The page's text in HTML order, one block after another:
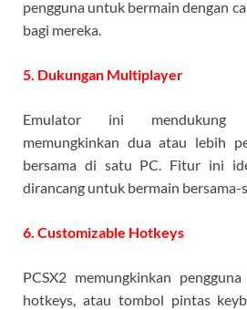
pengguna untuk bermain dengan
bagi mereka.
5. Dukungan Multiplayer
Emulator ini mendukung
memungkinkan dua atau lebih
bersama di satu PC. Fitur ini
dirancang untuk bermain bersama-
6. Customizable Hotkeys
PCSX2 memungkinkan
hotkeys, atau tombol pintas